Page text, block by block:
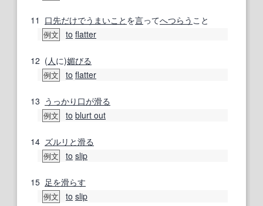
11 口先だけでうまいこと を言ってへつらう こと
例文 to flatter
12 ( 人 に)媚びる
例文 to flatter
13 うっかり 口が滑る
例文 to blurt out
14 ズルリと滑る
例文 to slip
15 足を滑らす
例文 to slip